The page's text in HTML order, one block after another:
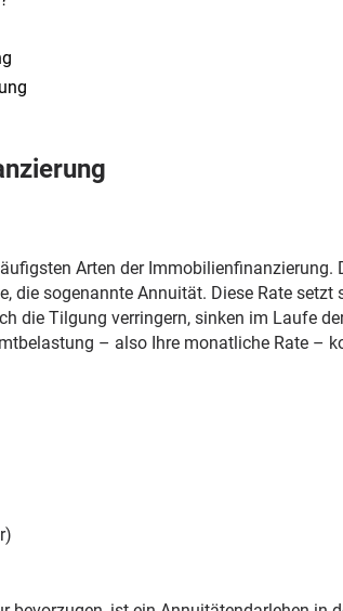
Arten der Immobilienfinanzierung.
die sogenannte Annuität. Diese Rate
die Tilgung verringern, sinken im Laufe
– also Ihre monatliche Rate –